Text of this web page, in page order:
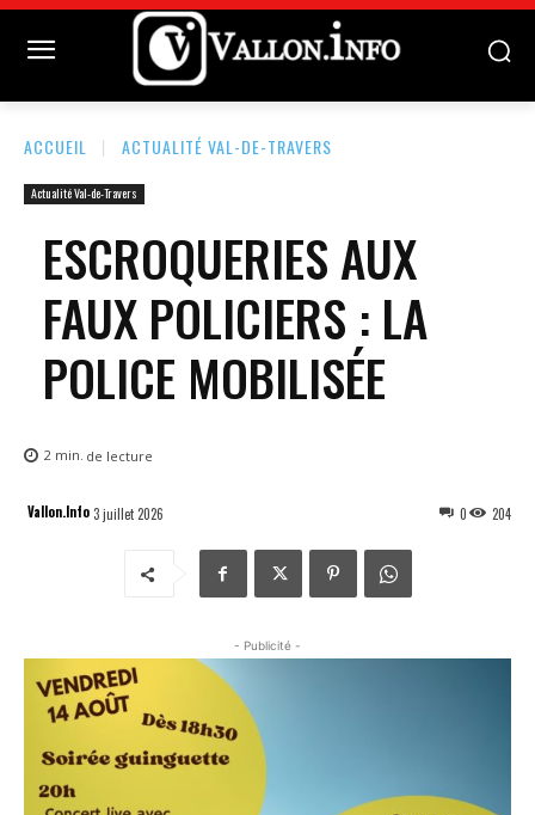
ACCUEIL ACTUALITÉ VAL-DE-TRAVERS
Actualité Val-de-Travers
ESCROQUERIES AUX
FAUX POLICIERS : LA
POLICE MOBILISÉE
2 min. de lecture
Vallon.Info3 juillet 2026 204
0
- Publicité -